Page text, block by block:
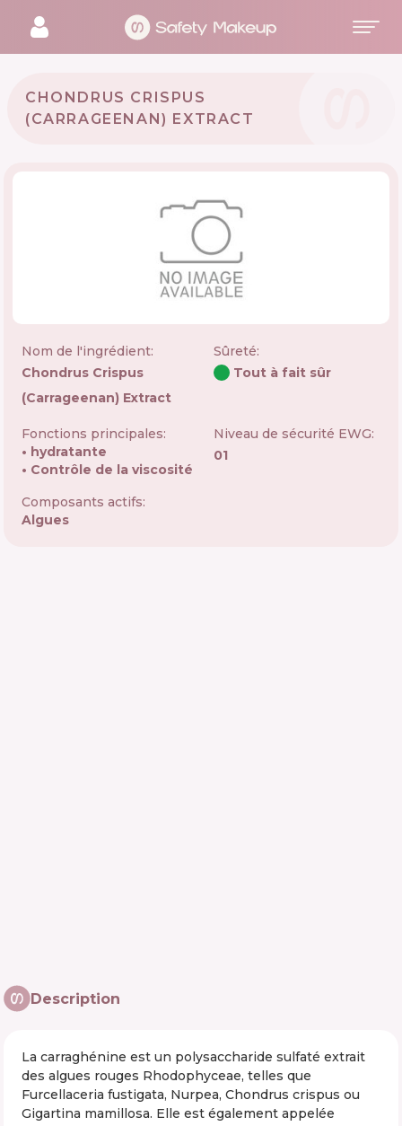
CHONDRUS CRISPUS
(CARRAGEENAN) EXTRACT
Nom de l'ingrédient:
Chondrus Crispus
(carrageenan) Extract
Sûreté:
Tout à fait sûr
Fonctions principales:
hydratante
Contrôle de la viscosité
Niveau de sécurité EWG:
01
Composants actifs:
Algues
Description
La carraghénine est un polysaccharide sulfaté extrait
des algues rouges Rhodophyceae, telles que
Furcellaceria fustigata, Nurpea, Chondrus crispus ou
Gigartina mamillosa. Elle est également appelée